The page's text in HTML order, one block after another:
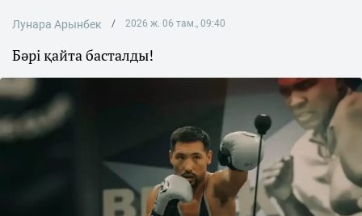
Лунара Арынбек 2026 ж. 06 там., 09:40
Бәрі қайта басталды!